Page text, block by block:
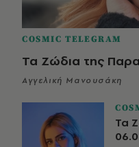
COSMIC TELEGRAM
Τα Ζώδια της
Αγγελική Μανουσάκη
Τα